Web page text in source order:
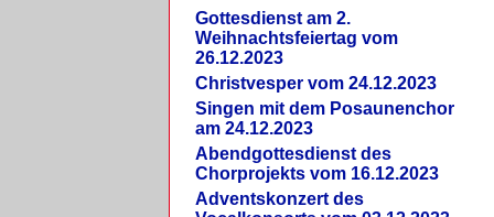
Gottesdienst am 2.
Weihnachtsfeiertag vom
26.12.2023
Christvesper vom 24.12.2023
Singen mit dem Posaunenchor
am 24.12.2023
Abendgottesdienst des
Chorprojekts vom 16.12.2023
Adventskonzert des